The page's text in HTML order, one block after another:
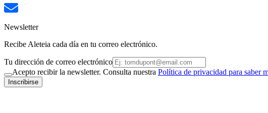
Newsletter
Recibe Aleteia cada día en tu correo electrónico.
Tu dirección de correo electrónico
Acepto recibir la newsletter. Consulta nuestra Política de privacidad para saber
Inscribirse